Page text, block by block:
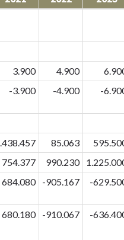
3.900 4.900
-3.900 -4.900 -
85.063
754.377 990.230
684.080 -905.167 -
680.180 -910.067 -